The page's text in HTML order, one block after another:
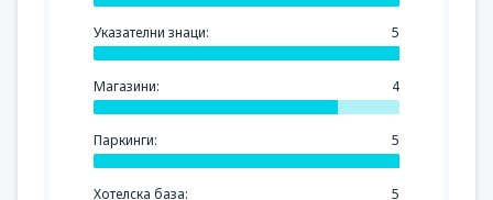
Указателни знаци: 5
Магазини: 4
Паркинги: 5
Хотелска база: 5